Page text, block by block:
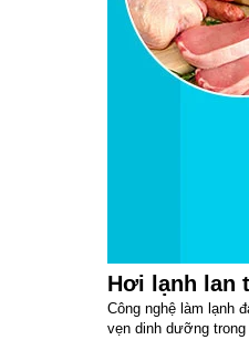
Hơi lạnh lan
Công nghệ làm lạnh
vẹn dinh dưỡng